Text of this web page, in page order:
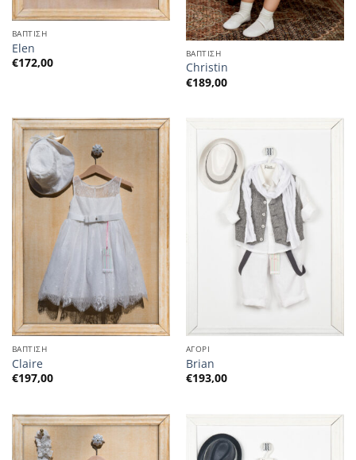
ΒΑΠΤΙΣΗ
Elen
€172,00
ΒΑΠΤΙΣΗ
Christin
€189,00
ΒΑΠΤΙΣΗ
Claire
€197,00
ΑΓΟΡΙ
Brian
€193,00